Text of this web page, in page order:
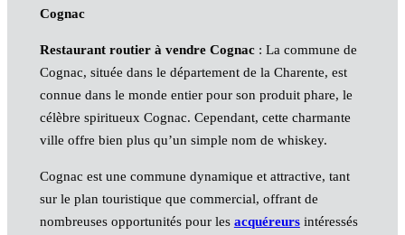
Cognac
Restaurant routier à vendre Cognac: La commune de
Cognac, située dans le département de la Charente, est
connue dans le monde entier pour son produit phare, le
célèbre spiritueux Cognac. Cependant, cette charmante
ville offre bien plus qu’un simple nom de whiskey.
Cognac est une commune dynamique et attractive, tant
sur le plan touristique que commercial, offrant de
nombreuses opportunités pour les acquéreursintéressés